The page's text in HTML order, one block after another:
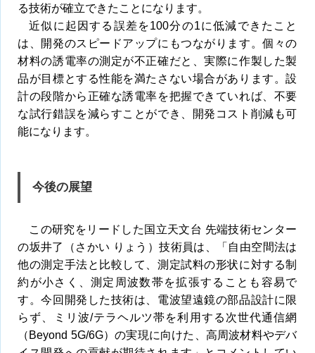
る技術が確立できたことになります。
近似に起因する誤差を100分の1に低減できたこと
は、開発のスピードアップにもつながります。個々の
材料の誘電率の測定が不正確だと、実際に作製した製
品が目標とする性能を満たさない場合があります。設
計の段階から正確な誘電率を把握できていれば、不要
な試行錯誤を減らすことができ、開発コスト削減も可
能になります。
今後の展望
この研究をリードした国立天文台 先端技術センター
の坂井了（さかい りょう）技術員は、「自由空間法は
他の測定手法と比較して、測定試料の形状に対する制
約が小さく、測定周波数帯を拡張することも容易で
す。今回開発した技術は、電波望遠鏡の部品設計に限
らず、ミリ波/テラヘルツ帯を利用する次世代通信網
（Beyond 5G/6G）の実現に向けた、高周波材料やデバ